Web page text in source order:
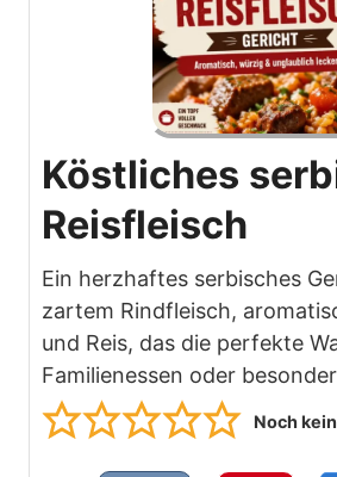
Köstliches
Reisfleisch
Ein herzhaftes serbisches
zartem Rindfleisch,
und Reis, das die perfekte
Familienessen oder
Noch